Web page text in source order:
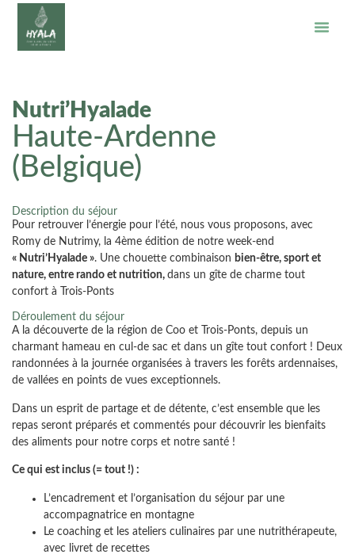
Nutri’Hyalade
Haute-Ardenne
(Belgique)
Description du séjour
Pour retrouver l’énergie pour l’été, nous vous proposons, avec
Romy de Nutrimy, la 4ème édition de notre week-end
« Nutri’Hyalade ». Une chouette combinaison bien-être, sport et
nature, entre rando et nutrition, dans un gîte de charme tout
confort à Trois-Ponts
Déroulement du séjour
A la découverte de la région de Coo et Trois-Ponts, depuis un
charmant hameau en cul-de sac et dans un gîte tout confort ! Deux
randonnées à la journée organisées à travers les forêts ardennaises,
de vallées en points de vues exceptionnels.
Dans un esprit de partage et de détente, c’est ensemble que les
repas seront préparés et commentés pour découvrir les bienfaits
des aliments pour notre corps et notre santé !
Ce qui est inclus (= tout !) :
L’encadrement et l’organisation du séjour par une
accompagnatrice en montagne
Le coaching et les ateliers culinaires par une nutrithérapeute,
avec livret de recettes